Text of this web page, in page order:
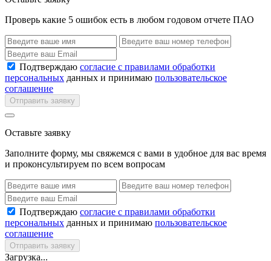
Проверь какие 5 ошибок есть в любом годовом отчете ПАО
Подтверждаю согласие с правилами обработки
персональных данных и принимаю пользовательское
соглашение
Отправить заявку
Оставьте заявку
Заполните форму, мы свяжемся с вами в удобное для вас время
и проконсультируем по всем вопросам
Подтверждаю согласие с правилами обработки
персональных данных и принимаю пользовательское
соглашение
Отправить заявку
Загрузка...